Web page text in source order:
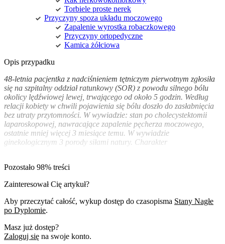
Torbiele proste nerek
Przyczyny spoza układu moczowego
Zapalenie wyrostka robaczkowego
Przyczyny ortopedyczne
Kamica żółciowa
Opis przypadku
48-letnia pacjentka z nadciśnieniem tętniczym pierwotnym zgłosiła
się na szpitalny oddział ratunkowy (SOR) z powodu silnego bólu
okolicy lędźwiowej lewej, trwającego od około 5 godzin. Według
relacji kobiety w chwili pojawienia się bólu doszło do zasłabnięcia
bez utraty przytomności. W wywiadzie: stan po cholecystektomii
laparoskopowej, nawracające zapalenie pęcherza moczowego,
ostatnie mniej więcej 3 miesiące temu. W wywiadzie
ginekologicznym 3 porody siłami natury. Charakter
Pozostało 98% treści
Zainteresował Cię artykuł?
Aby przeczytać całość, wykup dostęp do czasopisma Stany Nagłe
po Dyplomie.
Masz już dostęp?
Zaloguj się na swoje konto.